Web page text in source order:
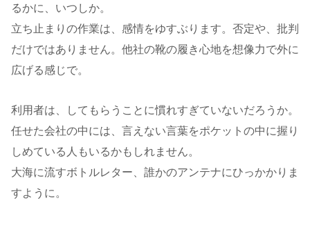
るかに、いつしか。
立ち止まりの作業は、感情をゆすぶります。否定や、批判
だけではありません。他社の靴の履き心地を想像力で外に
広げる感じで。
利用者は、してもらうことに慣れすぎていないだろうか。
任せた会社の中には、言えない言葉をポケットの中に握り
しめている人もいるかもしれません。
大海に流すボトルレター、誰かのアンテナにひっかかりま
すように。